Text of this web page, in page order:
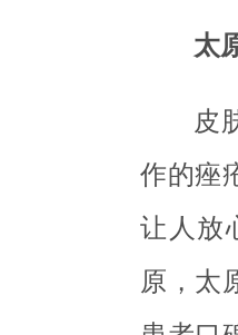
太
皮
作的痤
让人放
原，太